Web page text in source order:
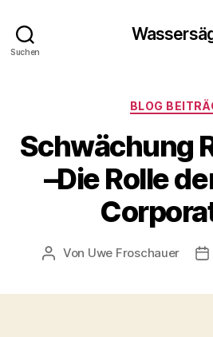
Suchen
BLOG
Schwächung
–Die Rolle
Beitragsautor
Von Uwe Froschauer